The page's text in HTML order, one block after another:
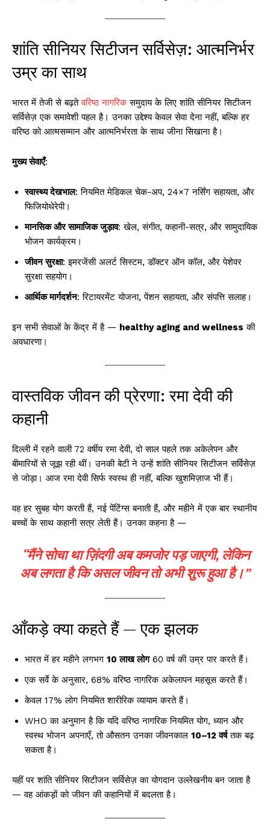
शांति सीनियर सिटीजन सर्विसेज़: आत्मनिर्भर
उम्र का साथ
भारत में तेजी से बढ़तेवरिष्ठ नागरिकसमुदाय के लिए शांति सीनियर सिटीजन
सर्विसेज़ एक समावेशी पहल है। उनका उद्देश्य केवल सेवा देना नहीं, बल्कि हर
वरिष्ठ को आत्मसम्मान और आत्मनिर्भरता के साथ जीना सिखाना है।
मुख्य सेवाएँ:
स्वास्थ्य देखभाल: नियमित मेडिकल चेक-अप, 24×7 नर्सिंग सहायता, और ​
फिजियोथेरेपी।
मानसिक और सामाजिक जुड़ाव: खेल, संगीत, कहानी-सत्र, और सामुदायिक
भोजन कार्यक्रम।
जीवन सुरक्षा: इमरजेंसी अलर्ट सिस्टम, डॉक्टर ऑन कॉल, और पेशेवर
सुरक्षा सहयोग।
आर्थिक मार्गदर्शन: रिटायरमेंट योजना, पेंशन सहायता, और संपत्ति सलाह।
इन सभी सेवाओं के केंद्र में है — healthy aging and wellness की
अवधारणा।
वास्तविक जीवन की प्रेरणा: रमा देवी की
कहानी
दिल्ली में रहने वाली 72 वर्षीय रमा देवी, दो साल पहले तक अकेलेपन और
बीमारियों से जूझ रही थीं। उनकी बेटी ने उन्हें शांति सीनियर सिटीजन सर्विसेज़
से जोड़ा। आज रमा देवी सिर्फ स्वस्थ ही नहीं, बल्कि खुशमिज़ाज भी हैं।
वह हर सुबह योग करती हैं, नई पेंटिंग्स बनाती हैं, और महीने में एक बार स्थानीय
बच्चों के साथ कहानी सत्र लेती हैं। उनका कहना है —
“मैंने सोचा था ज़िंदगी अब कमजोर पड़ जाएगी, लेकिन
अब लगता है कि असल जीवन तो अभी शुरू हुआ है।”
आँकड़े क्या कहते हैं — एक झलक
भारत में हर महीने लगभग 10 लाख लोग60 वर्ष की उम्र पार करते हैं।
एक सर्वे के अनुसार, 68% वरिष्ठ नागरिक अकेलापन महसूस करते हैं।
केवल 17% लोग नियमित शारीरिक व्यायाम करते हैं।
WHO का अनुमान है कि यदि वरिष्ठ नागरिक नियमित योग, ध्यान और
स्वस्थ भोजन अपनाएँ, तो औसतन उनका जीवनकाल 10–12 वर्षतक बढ़
सकता है।
यहीं पर शांति सीनियर सिटीजन सर्विसेज़ का योगदान उल्लेखनीय बन जाता है
— वह आंकड़ों को जीवन की कहानियों में बदलता है।